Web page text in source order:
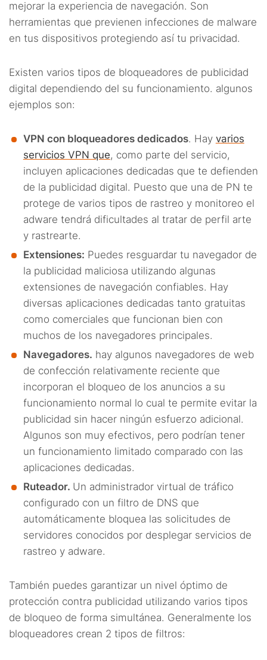
mejorar la experiencia de navegación. Son
herramientas que previenen infecciones de malware
en tus dispositivos protegiendo así tu privacidad.
Existen varios tipos de bloqueadores de publicidad
digital dependiendo del su funcionamiento. algunos
ejemplos son:
VPN con bloqueadores dedicados. Hay varios
servicios VPN que, como parte del servicio,
incluyen aplicaciones dedicadas que te defienden
de la publicidad digital. Puesto que una de PN te
protege de varios tipos de rastreo y monitoreo el
adware tendrá dificultades al tratar de perfil arte
y rastrearte.
Extensiones: Puedes resguardar tu navegador de
la publicidad maliciosa utilizando algunas
extensiones de navegación confiables. Hay
diversas aplicaciones dedicadas tanto gratuitas
como comerciales que funcionan bien con
muchos de los navegadores principales.
Navegadores. hay algunos navegadores de web
de confección relativamente reciente que
incorporan el bloqueo de los anuncios a su
funcionamiento normal lo cual te permite evitar la
publicidad sin hacer ningún esfuerzo adicional.
Algunos son muy efectivos, pero podrían tener
un funcionamiento limitado comparado con las
aplicaciones dedicadas.
Ruteador. Un administrador virtual de tráfico
configurado con un filtro de DNS que
automáticamente bloquea las solicitudes de
servidores conocidos por desplegar servicios de
rastreo y adware.
También puedes garantizar un nivel óptimo de
protección contra publicidad utilizando varios tipos
de bloqueo de forma simultánea. Generalmente los
bloqueadores crean 2 tipos de filtros: